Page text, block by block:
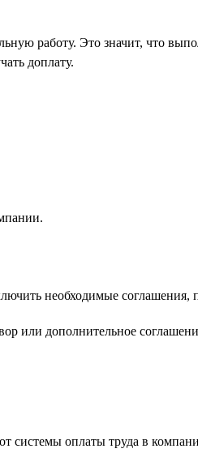
работу. Это значит, что
доплату.
необходимые соглашения,
или дополнительное
системы оплаты труда в